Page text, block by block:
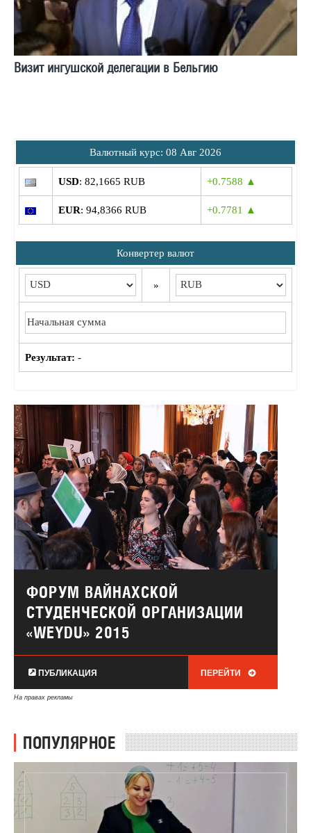
Визит ингушской делегации в Бельгию
Bалютный курс: 08 Авг 2026
USD: 82,1665 RUB +0.7588 ▲
EUR: 94,8366 RUB +0.7781 ▲
Конвертер валют
»
Результат: -
ФОРУМ ВАЙНАХСКОЙ
СТУДЕНЧЕСКОЙ ОРГАНИЗАЦИИ
«WEYDU» 2015
ПУБЛИКАЦИЯ ПЕРЕЙТИ
На правах рекламы
ПОПУЛЯРНОЕ